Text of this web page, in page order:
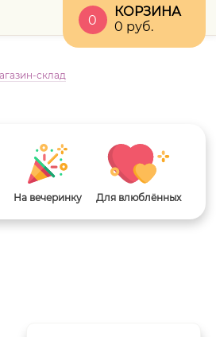
КОРЗИНА
0 руб.
0
склад
На вечеринку Для влюблённых